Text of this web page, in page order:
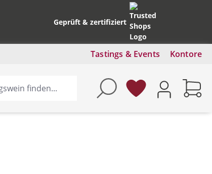
Geprüft & zertifiziert
Tastings & Events Kontore